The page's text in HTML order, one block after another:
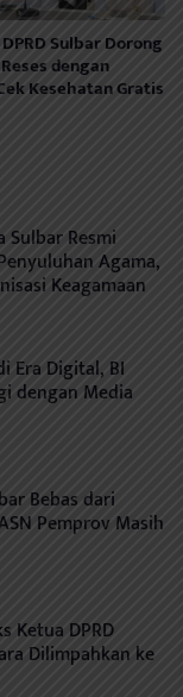
Sulbar Dorong
dengan
Kesehatan Gratis
Sulbar Resmi
Agama,
Keagamaan
Era Digital, BI
dengan Media
Bebas dari
Pemprov Masih
Ketua DPRD
Dilimpahkan ke